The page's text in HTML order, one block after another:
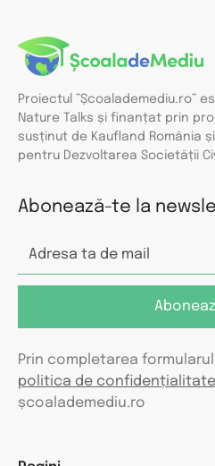
Proiectul ”Școalademediu.ro”
Nature Talks și finanțat prin
susținut de Kaufland România
pentru Dezvoltarea Societății
Abonează-te la
Prin completarea
politica de confidențialitate
școalademediu.ro